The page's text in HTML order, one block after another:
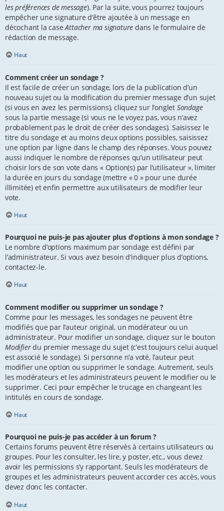
les préférences de message). Par la suite, vous pourrez toujours
empêcher une signature d’être ajoutée à un message en
décochant la caseAttacher ma signature dans le formulaire de
rédaction de message.
Haut
Comment créer un sondage ?
Il est facile de créer un sondage, lors de la publication d’un
nouveau sujet ou la modification du premier message d’un sujet
(si vous en avez les permissions), cliquez sur l’onglet Sondage
sous la partie message (si vous ne le voyez pas, vous n’avez
probablement pas le droit de créer des sondages). Saisissez le
titre du sondage et au moins deux options possibles, saisissez
une option par ligne dans le champ des réponses. Vous pouvez
aussi indiquer le nombre de réponses qu’un utilisateur peut
choisir lors de son vote dans « Option(s) par l’utilisateur », limiter
la durée en jours du sondage (mettre « 0 » pour une durée
illimitée) et enfin permettre aux utilisateurs de modifier leur
vote.
Haut
Pourquoi ne puis-je pas ajouter plus d’options à mon sondage ?
Le nombre d’options maximum par sondage est défini par
l’administrateur. Si vous avez besoin d’indiquer plus d’options,
contactez-le.
Haut
Comment modifier ou supprimer un sondage ?
Comme pour les messages, les sondages ne peuvent être
modifiés que par l’auteur original, un modérateur ou un
administrateur. Pour modifier un sondage, cliquez sur le bouton
Modifierdu premier message du sujet (c’est toujours celui auquel
est associé le sondage). Si personne n’a voté, l’auteur peut
modifier une option ou supprimer le sondage. Autrement, seuls
les modérateurs et les administrateurs peuvent le modifier ou le
supprimer. Ceci pour empêcher le trucage en changeant les
intitulés en cours de sondage.
Haut
Pourquoi ne puis-je pas accéder à un forum ?
Certains forums peuvent être réservés à certains utilisateurs ou
groupes. Pour les consulter, les lire, y poster, etc., vous devez
avoir les permissions s’y rapportant. Seuls les modérateurs de
groupes et les administrateurs peuvent accorder ces accès, vous
devez donc les contacter.
Haut